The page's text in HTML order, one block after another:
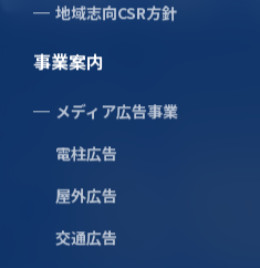
地域志向CSR方針
事業案内
メディア広告事業
電柱広告
屋外広告
交通広告
地区
東京都（都内23区）
川崎市内/横浜市内A地区